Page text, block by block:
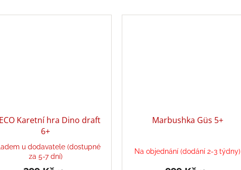
Karetní hra Dino draft
6+
u dodavatele (dostupné
za 5-7 dní)
Marbushka Güs 5+
Na objednání (dodání 2-3 týdny)